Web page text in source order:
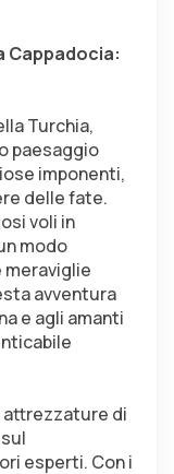
Cappadocia:
Turchia,
paesaggio
imponenti,
delle fate.
voli in
modo
meraviglie
avventura
e agli amanti
attrezzature di
esperti. Con i